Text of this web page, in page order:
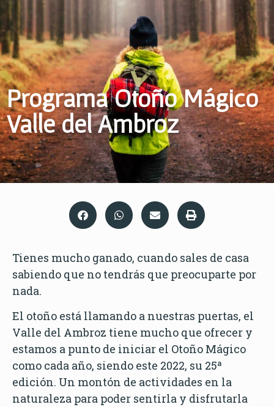
Programa Otoño Mágico
Valle del Ambroz
Tienes mucho ganado, cuando sales de casa
sabiendo que no tendrás que preocuparte por
nada.
El otoño está llamando a nuestras puertas, el
Valle del Ambroz tiene mucho que ofrecer y
estamos a punto de iniciar el Otoño Mágico
como cada año, siendo este 2022, su 25ª
edición. Un montón de actividades en la
naturaleza para poder sentirla y disfrutarla